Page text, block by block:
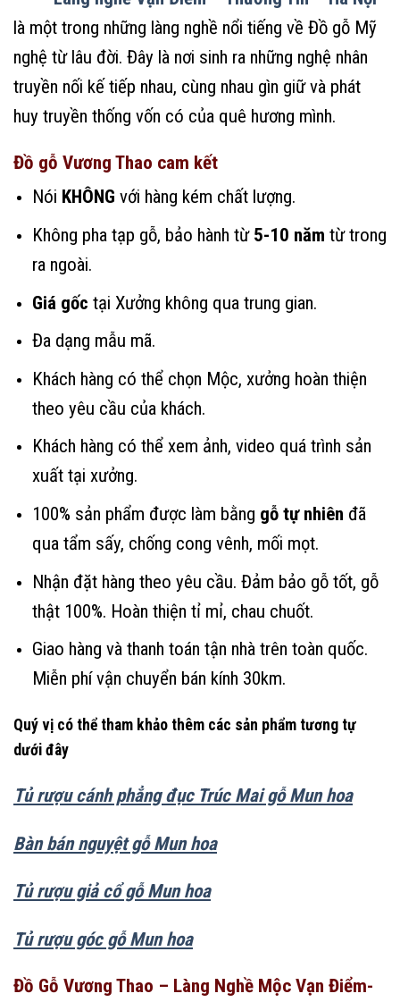
là một trong những làng nghề nổi tiếng về Đồ gỗ Mỹ
nghệ từ lâu đời. Đây là nơi sinh ra những nghệ nhân
truyền nối kế tiếp nhau, cùng nhau gìn giữ và phát
huy truyền thống vốn có của quê hương mình.
Đồ gỗ Vương Thao cam kết
Nói KHÔNG với hàng kém chất lượng.
Không pha tạp gỗ, bảo hành từ 5-10 năm từ trong
ra ngoài.
Giá gốc tại Xưởng không qua trung gian.
Đa dạng mẫu mã.
Khách hàng có thể chọn Mộc, xưởng hoàn thiện
theo yêu cầu của khách.
Khách hàng có thể xem ảnh, video quá trình sản
xuất tại xưởng.
100% sản phẩm được làm bằng gỗ tự nhiên đã
qua tẩm sấy, chống cong vênh, mối mọt.
Nhận đặt hàng theo yêu cầu. Đảm bảo gỗ tốt, gỗ
thật 100%. Hoàn thiện tỉ mỉ, chau chuốt.
Giao hàng và thanh toán tận nhà trên toàn quốc.
Miễn phí vận chuyển bán kính 30km.
Quý vị có thể tham khảo thêm các sản phẩm tương tự
dưới đây
Tủ rượu cánh phẳng đục Trúc Mai gỗ Mun hoa
Bàn bán nguyệt gỗ Mun hoa
Tủ rượu giả cổ gỗ Mun hoa
Tủ rượu góc gỗ Mun hoa
Đồ Gỗ Vương Thao – Làng Nghề Mộc Vạn Điểm-